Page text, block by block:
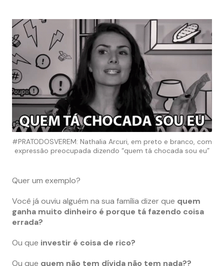
#PRATODOSVEREM: Nathalia Arcuri, em preto e branco, com
expressão preocupada dizendo “quem tá chocada sou eu”
Quer um exemplo?
Você já ouviu alguém na sua família dizer que quem
ganha muito dinheiro é porque tá fazendo coisa
errada?
Ou que investir é coisa de rico?
Ou que quem não tem dívida não tem nada??